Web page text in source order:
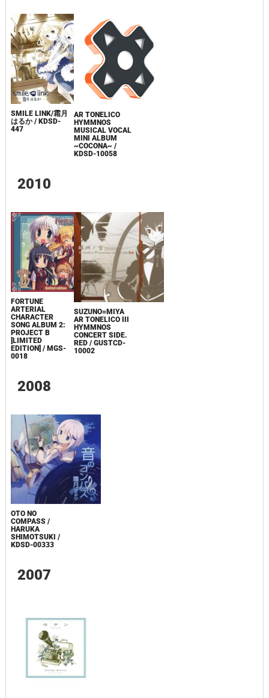
SMILE LINK/霜月
はるか / KDSD-
447
AR TONELICO
HYMMNOS
MUSICAL VOCAL
MINI ALBUM
~COCONA~ /
KDSD-10058
2010
FORTUNE
ARTERIAL
CHARACTER
SONG ALBUM 2:
PROJECT B
[LIMITED
EDITION] / MGS-
0018
SUZUNO=MIYA
AR TONELICO III
HYMMNOS
CONCERT SIDE.
RED / GUSTCD-
10002
2008
OTO NO
COMPASS /
HARUKA
SHIMOTSUKI /
KDSD-00333
2007